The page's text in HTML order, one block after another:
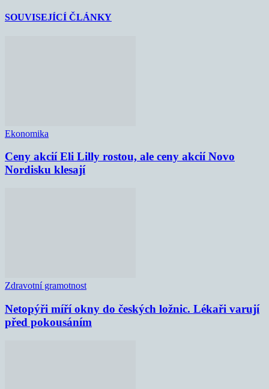
SOUVISEJÍCÍ ČLÁNKY
Ekonomika
Ceny akcií Eli Lilly rostou, ale ceny akcií Novo
Nordisku klesají
Zdravotní gramotnost
Netopýři míří okny do českých ložnic. Lékaři varují
před pokousáním